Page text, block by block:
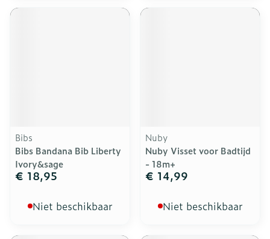
Bibs
Bibs Bandana Bib Liberty
Ivory&sage
€ 18,95
Niet beschikbaar
Nuby
Nuby Visset voor Badtijd
- 18m+
€ 14,99
Niet beschikbaar